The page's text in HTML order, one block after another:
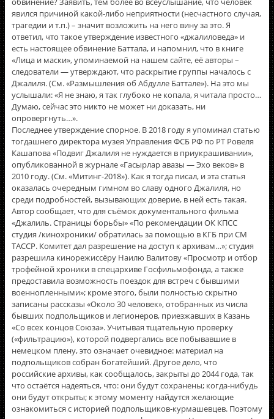
явился причиной какой-либо неприятности (несчастного случая,
трагедии и т.п.) – значит возложить на него вину за это. Я
ответил, что такое утверждение известного «джалиловеда» и
есть настоящее обвинение Баттала, и напомнил, что в книге
«Лица и маски», упоминаемой на нашем сайте, еë авторы –
следователи — утверждают, что раскрытие группы началось с
Джалиля. (См. «Размышления об Абдулле Баттале»). На это мы
услышали: «Я не знаю, я так глубоко не копала, я читала просто…
Думаю, сейчас это никто не может ни доказать, ни
опровергнуть…».
Последнее утверждение спорное. В 2018 году я упоминал статью
тогдашнего директора музея Управления ФСБ РФ по РТ Ровеля
Кашапова «Подвиг Джалиля не нуждается в приукрашивании»,
опубликованной в журнале «Гасырлар авазы — Эхо веков» в
2010 году. (См. «Митинг-2018»). Как я тогда писал, и эта статья
оказалась очередным гимном во славу одного Джалиля, но
среди подробностей, вызывающих доверие, в ней есть такая.
Автор сообщает, что для съёмок документального фильма
«Джалиль. Страницы борьбы» «По рекомендации ОК КПСС
студия /кинохроники/ обратилась за помощью в КГБ при СМ
ТАССР. Комитет дал разрешение на доступ к архивам…»; студия
разрешила кинорежиссёру Наилю Валитову «Просмотр и отбор
трофейной хроники в спецархиве Госфильмофонда, а также
предоставила возможность поездок для встреч с бывшими
военнопленными»; кроме этого, были полностью скрытно
записаны рассказы «Около 30 человек», отобранных из числа
бывших подпольщиков и легионеров, приезжавших в Казань
«Со всех концов Союза». Учитывая тщательную проверку
(«фильтрацию»), которой подвергались все побывавшие в
немецком плену, это означает очевидное: материал на
подпольщиков собран богатейший. Другое дело, что
российские архивы, как сообщалось, закрыты до 2044 года, так
что остаётся надеяться, что: они будут сохранены; когда-нибудь
они будут открыты; к этому моменту найдутся желающие
ознакомиться с историей подпольщиков-курмашевцев. Поэтому